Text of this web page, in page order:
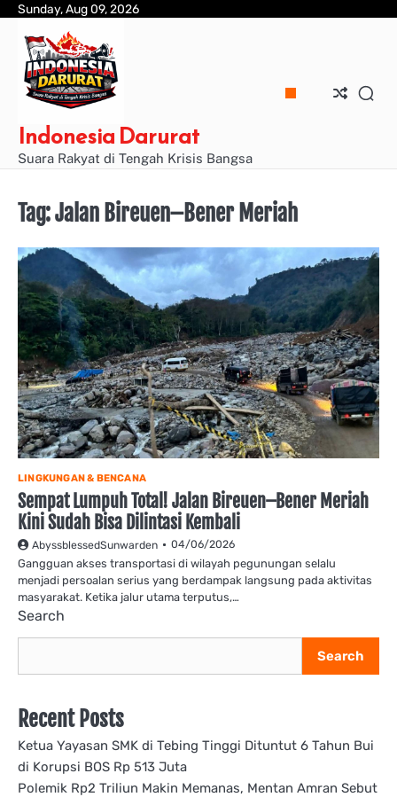
Skip
content
Sunday, Aug 09, 2026
Indonesia Darurat
Suara Rakyat di Tengah Krisis Bangsa
Tag:Jalan Bireuen–Bener Meriah
LINGKUNGAN & BENCANA
Sempat Lumpuh Total! Jalan Bireuen–Bener Meriah
Kini Sudah Bisa Dilintasi Kembali
AbyssblessedSunwarden 04/06/2026
Gangguan akses transportasi di wilayah pegunungan selalu
menjadi persoalan serius yang berdampak langsung pada aktivitas
masyarakat. Ketika jalur utama terputus,…
Search
Search
Recent Posts
Ketua Yayasan SMK di Tebing Tinggi Dituntut 6 Tahun Bui
di Korupsi BOS Rp 513 Juta
Polemik Rp2 Triliun Makin Memanas, Mentan Amran Sebut